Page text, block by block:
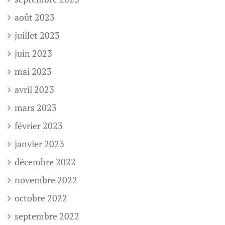
août 2023
juillet 2023
juin 2023
mai 2023
avril 2023
mars 2023
février 2023
janvier 2023
décembre 2022
novembre 2022
octobre 2022
septembre 2022